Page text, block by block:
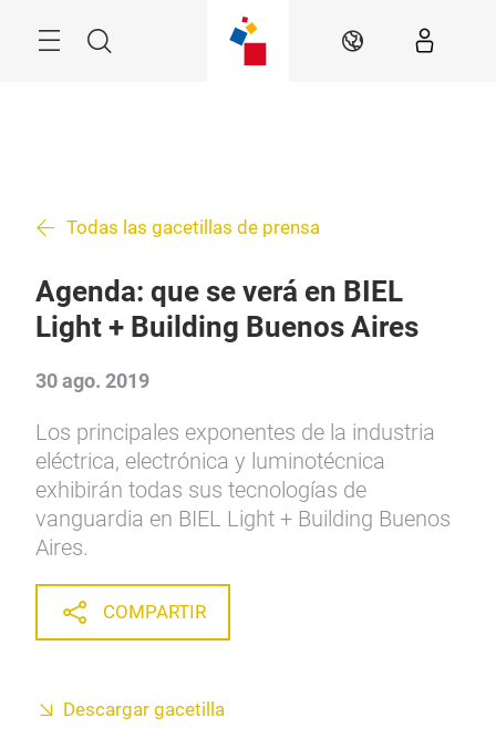
Buscar ES
Todas las gacetillas de prensa
Agenda: que se verá en BIEL
Light + Building Buenos Aires
30 ago. 2019
Los principales exponentes de la industria
eléctrica, electrónica y luminotécnica
exhibirán todas sus tecnologías de
vanguardia en BIEL Light + Building Buenos
Aires.
COMPARTIR
Descargar gacetilla